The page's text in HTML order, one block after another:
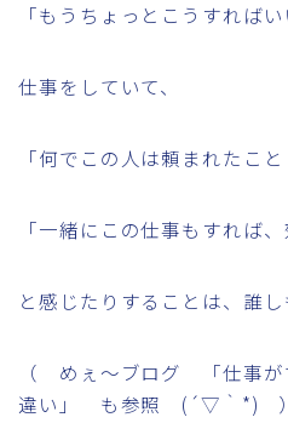
「もうちょっとこうすれば
仕事をしていて、
「何でこの人は頼まれたこ
「一緒にこの仕事もすれば
と感じたりすることは、誰し
（ めぇ～ブログ 「仕事が
違い」 も参照 (´▽｀*) ）